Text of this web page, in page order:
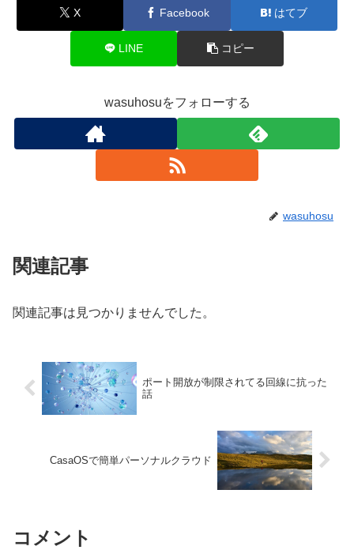
X Facebook はてブ
LINE コピー
wasuhosuをフォローする
wasuhosu
関連記事
関連記事は見つかりませんでした。
ポート開放が制限されてる回線に抗った
話
CasaOSで簡単パーソナルクラウド
コメント